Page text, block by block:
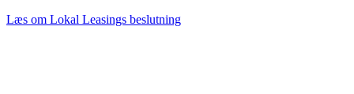
Læs om Lokal Leasings beslutning